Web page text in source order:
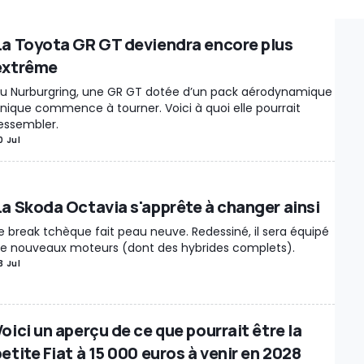
Insolite Interview Voitures Électriques Enchères Voitures
/ Marché
Sécurité routière Jeux Vidéo Véhicules autonomes Rappels
mécaniques
Vélos électriques Production Justice Lifestyle Police / Armée
Motor1Days Youngtimer Rétrospective Poids lourds
Toyota GR GT deviendra encore plus
Nurburgring, une GR GT dotée d’un pack aérodynamique
commence à tourner. Voici à quoi elle pourrait
Jul
Skoda Octavia s'apprête à changer ainsi
break tchèque fait peau neuve. Redessiné, il sera équipé
nouveaux moteurs (dont des hybrides complets).
Jul
un aperçu de ce que pourrait être la
Fiat à 15 000 euros à venir en 2028